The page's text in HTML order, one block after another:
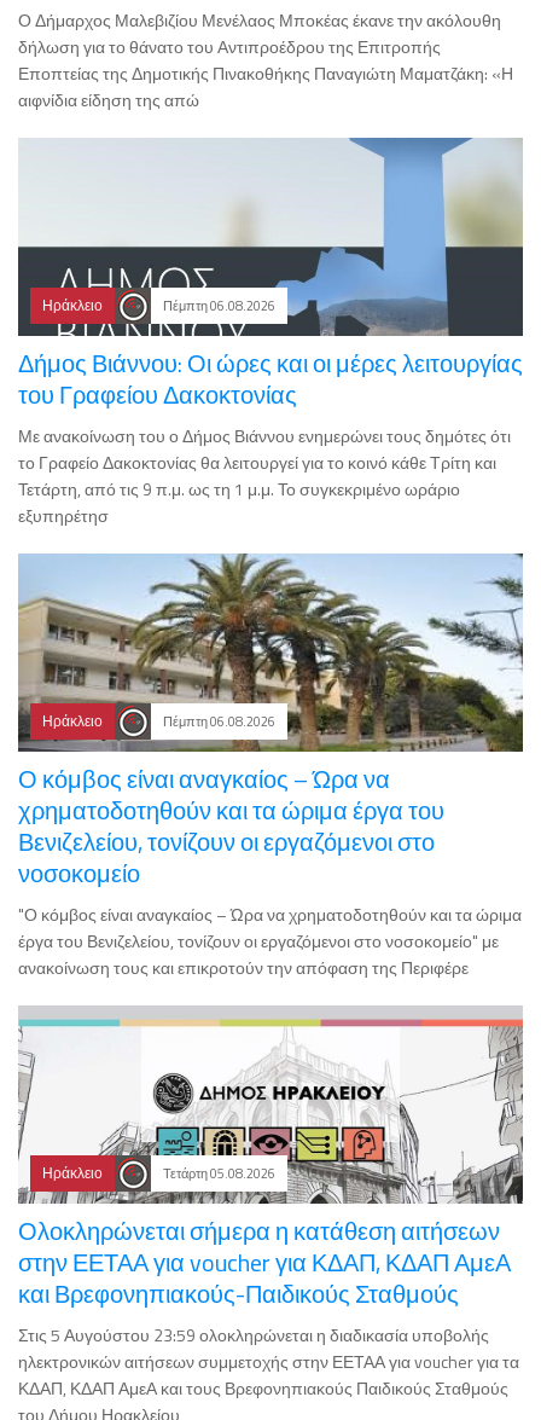
Ο Δήμαρχος Μαλεβιζίου Μενέλαος Μποκέας έκανε την ακόλουθη
δήλωση για το θάνατο του Αντιπροέδρου της Επιτροπής
Εποπτείας της Δημοτικής Πινακοθήκης Παναγιώτη Μαματζάκη: «Η
αιφνίδια είδηση της απώ
Ηράκλειο Πέμπτη 06.08.2026
Δήμος Βιάννου: Οι ώρες και οι μέρες λειτουργίας
του Γραφείου Δακοκτονίας
Με ανακοίνωση του ο Δήμος Βιάννου ενημερώνει τους δημότες ότι
το Γραφείο Δακοκτονίας θα λειτουργεί για το κοινό κάθε Τρίτη και
Τετάρτη, από τις 9 π.μ. ως τη 1 μ.μ. Το συγκεκριμένο ωράριο
εξυπηρέτησ
Ηράκλειο Πέμπτη 06.08.2026
Ο κόμβος είναι αναγκαίος – Ώρα να
χρηματοδοτηθούν και τα ώριμα έργα του
Βενιζελείου, τονίζουν οι εργαζόμενοι στο
νοσοκομείο
"Ο κόμβος είναι αναγκαίος – Ώρα να χρηματοδοτηθούν και τα ώριμα
έργα του Βενιζελείου, τονίζουν οι εργαζόμενοι στο νοσοκομείο" με
ανακοίνωση τους και επικροτούν την απόφαση της Περιφέρε
Ηράκλειο Τετάρτη 05.08.2026
Ολοκληρώνεται σήμερα η κατάθεση αιτήσεων
στην ΕΕΤΑΑ για voucher για ΚΔΑΠ, ΚΔΑΠ ΑμεΑ
και Βρεφονηπιακούς-Παιδικούς Σταθμούς
Στις 5 Αυγούστου 23:59 ολοκληρώνεται η διαδικασία υποβολής
ηλεκτρονικών αιτήσεων συμμετοχής στην ΕΕΤΑΑ για voucher για τα
ΚΔΑΠ, ΚΔΑΠ ΑμεΑ και τους Βρεφονηπιακούς Παιδικούς Σταθμούς